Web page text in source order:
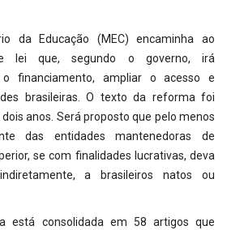
da Educação (MEC) encaminha ao
lei que, segundo o governo, irá
o financiamento, ampliar o acesso e
brasileiras. O texto da reforma foi
anos. Será proposto que pelo menos
das entidades mantenedoras de
se com finalidades lucrativas, deva
a brasileiros natos ou
está consolidada em 58 artigos que